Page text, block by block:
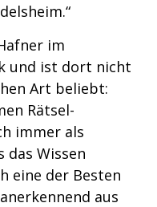
im
und ist dort nicht
Art beliebt:
Rätsel-
immer als
das Wissen
eine der Besten
aus